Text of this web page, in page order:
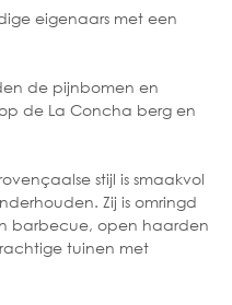
eigenaars met een
de pijnbomen en
de La Concha berg en
stijl is smaakvol
Zij is omringd
barbecue, open haarden
tuinen met